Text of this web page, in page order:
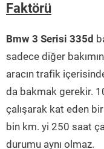
Faktörü
Bmw 3 Serisi 335d
sadece diğer
aracın trafik
da bakmak gerekir.
çalışarak kat eden
bin km. yi 250 saat
durumu aynı olmaz.